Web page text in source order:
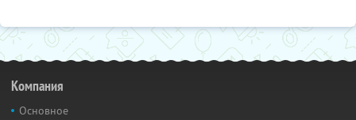
Компания
Основное